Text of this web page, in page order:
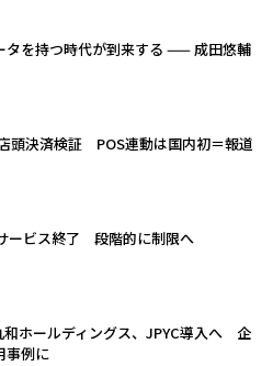
タを持つ時代が到来する —— 成田悠輔
頭決済検証 POS連動は国内初＝報道
ービス終了 段階的に制限へ
和ホールディングス、JPYC導入へ 企
事例に